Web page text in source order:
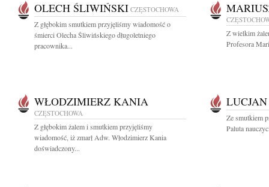
OLECH ŚLIWIŃSKI CZĘSTOCHOWA
Z głębokim smutkiem przyjęliśmy wiadomość o
śmierci Olecha Śliwińskiego długoletniego
pracownika...
Z wielkim
Profesora
WŁODZIMIERZ KANIA
CZĘSTOCHOWA
Z głębokim żalem i smutkiem przyjęliśmy
wiadomość, iż zmarł Adw. Włodzimierz Kania
doświadczony...
Ze smutkiem
Paluta